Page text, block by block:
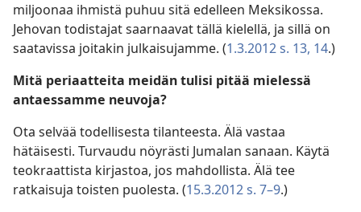
miljoonaa ihmistä puhuu sitä edelleen Meksikossa.
Jehovan todistajat saarnaavat tällä kielellä, ja sillä on
saatavissa joitakin julkaisujamme. (1.3.2012 s. 13, 14.)
Mitä periaatteita meidän tulisi pitää mielessä
antaessamme neuvoja?
Ota selvää todellisesta tilanteesta. Älä vastaa
hätäisesti. Turvaudu nöyrästi Jumalan sanaan. Käytä
teokraattista kirjastoa, jos mahdollista. Älä tee
ratkaisuja toisten puolesta. (15.3.2012 s. 7–9.)